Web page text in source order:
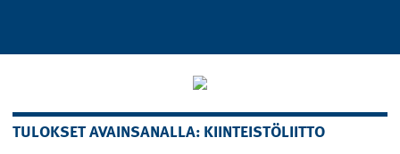
TULOKSET AVAINSANALLA: KIINTEISTÖLIITTO